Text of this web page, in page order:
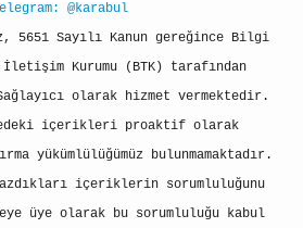
@karabul
5651 Sayılı Kanun gereğince Bilgi
Kurumu (BTK) tarafından
olarak hizmet vermektedir.
içerikleri proaktif olarak
yükümlülüğümüz bulunmamaktadır.
içeriklerin sorumluluğunu
üye olarak bu sorumluluğu kabul